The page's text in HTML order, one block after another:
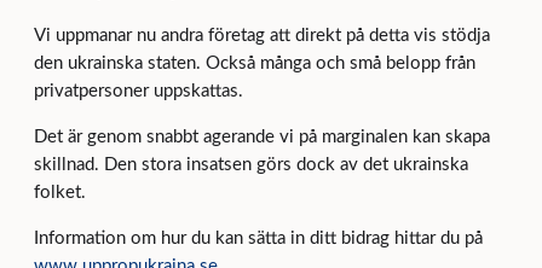
Vi uppmanar nu andra företag att direkt på detta vis stödja
den ukrainska staten. Också många och små belopp från
privatpersoner uppskattas.
Det är genom snabbt agerande vi på marginalen kan skapa
skillnad. Den stora insatsen görs dock av det ukrainska
folket.
Information om hur du kan sätta in ditt bidrag hittar du på